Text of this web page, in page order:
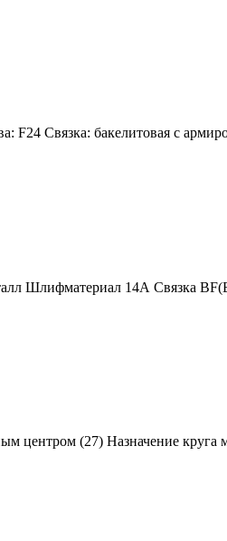
F24 Связка: бакелитовая с
Шлифматериал 14А Связка
центром (27) Назначение